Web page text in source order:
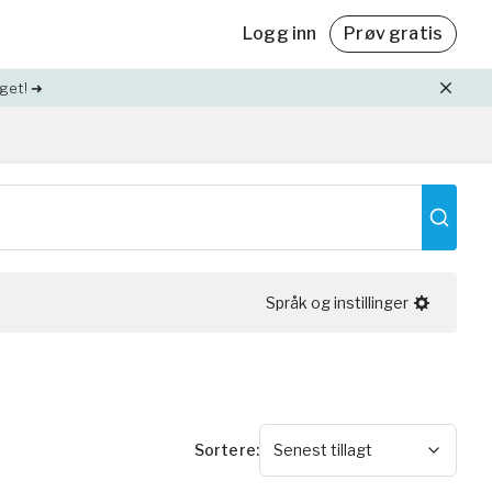
Läs mer
Logg inn Prøv gratis
➜
Språk og instillinger
Sortere: Senest tillagt